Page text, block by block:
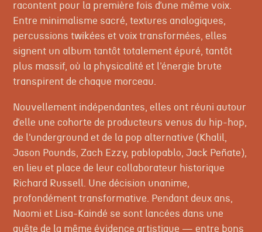
racontent pour la première fois d’une même voix.
Entre minimalisme sacré, textures analogiques,
percussions twikées et voix transformées, elles
signent un album tantôt totalement épuré, tantôt
plus massif, où la physicalité et l’énergie brute
transpirent de chaque morceau.
Nouvellement indépendantes, elles ont réuni autour
d’elle une cohorte de producteurs venus du hip-hop,
de l’underground et de la pop alternative (Khalil,
Jason Pounds, Zach Ezzy, pablopablo, Jack Peñate),
en lieu et place de leur collaborateur historique
Richard Russell. Une décision unanime,
profondément transformative. Pendant deux ans,
Naomi et Lisa-Kaindé se sont lancées dans une
quête de la même évidence artistique — entre bons